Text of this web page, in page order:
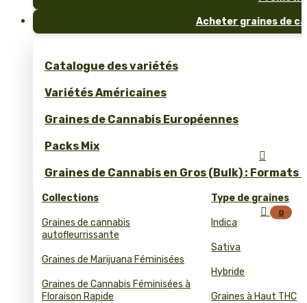
Acheter graines de
Catalogue des variétés
Variétés Américaines
Graines de Cannabis Européennes
Packs Mix
Graines de Cannabis en Gros (Bulk) : Formats
Collections
Graines de cannabis
autofleurrissante
Graines de Marijuana Féminisées
Graines de Cannabis Féminisées à
Floraison Rapide
Type de graines
Indica
Sativa
Hybride
Graines à Haut THC

 0